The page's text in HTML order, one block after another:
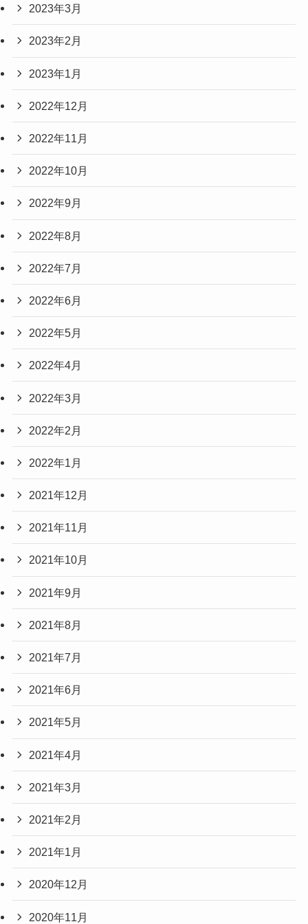
2023年3月
2023年2月
2023年1月
2022年12月
2022年11月
2022年10月
2022年9月
2022年8月
2022年7月
2022年6月
2022年5月
2022年4月
2022年3月
2022年2月
2022年1月
2021年12月
2021年11月
2021年10月
2021年9月
2021年8月
2021年7月
2021年6月
2021年5月
2021年4月
2021年3月
2021年2月
2021年1月
2020年12月
2020年11月